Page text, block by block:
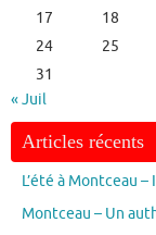
17
18
24
25
31
« Juil
Articles récents
L’été à Montceau
Montceau – Un